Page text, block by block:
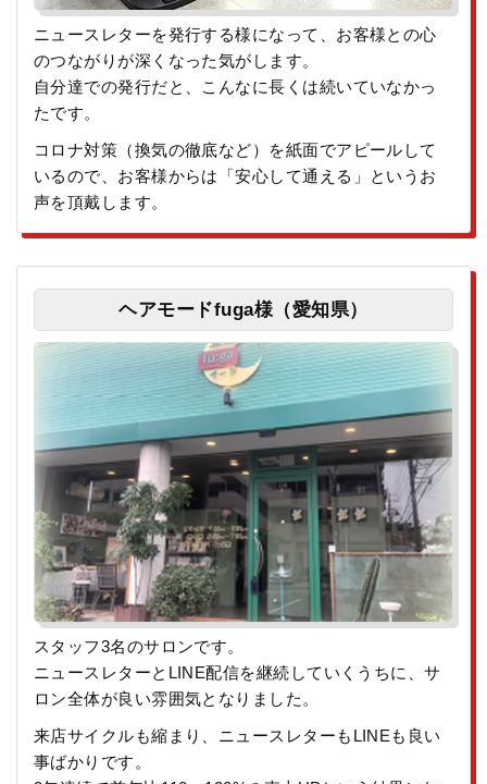
ニュースレターを発行する様になって、お客様との心
のつながりが深くなった気がします。
自分達での発行だと、こんなに長くは続いていなかっ
たです。
コロナ対策（換気の徹底など）を紙面でアピールして
いるので、お客様からは「安心して通える」というお
声を頂戴します。
ヘアモードfuga様（愛知県）
スタッフ3名のサロンです。
ニュースレターとLINE配信を継続していくうちに、サ
ロン全体が良い雰囲気となりました。
来店サイクルも縮まり、ニュースレターもLINEも良い
事ばかりです。